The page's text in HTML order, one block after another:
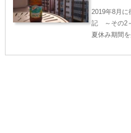
2019年8月に
記 ～その2
夏休み期間
望に押され